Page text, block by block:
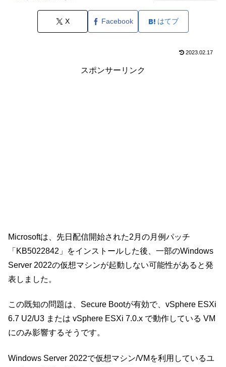
X Facebook はてブ
2023.02.17
スポンサーリンク
Microsoftは、先日配信開始された2月の月例パッチ
「KB5022842」をインストールした後、一部のWindows
Server 2022の仮想マシンが起動しない可能性があると発
表しました。
この既知の問題は、Secure Bootが有効で、vSphere ESXi
6.7 U2/U3 または vSphere ESXi 7.0.x で動作している VM
にのみ影響するそうです。
Windows Server 2022で仮想マシン/VMを利用しているユ